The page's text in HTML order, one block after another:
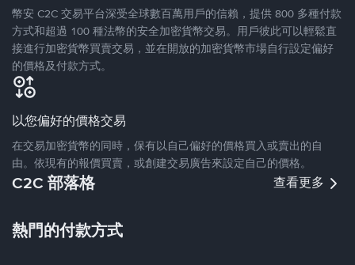
幣安 C2C 交易平台深受全球數百萬用戶的信賴，提供 800 多種付款
方式和超過 100 種法幣的安全加密貨幣交易。用戶彼此可以輕鬆直
接進行加密貨幣買賣交易，並在開放的加密貨幣市場自行設定偏好
的價格及付款方式。
以您偏好的價格交易
在交易加密貨幣的同時，保有以自己偏好的價格買入或賣出的自
由。依現有的報價買賣，或創建交易廣告來設定自己的價格。
C2C 部落格 查看更多
熱門的付款方式